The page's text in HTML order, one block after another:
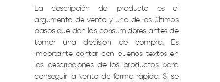
La descripción del producto es el
argumento de venta y uno de los últimos
pasos que dan los consumidores antes de
tomar una decisión de compra. Es
importante contar con buenos textos en
las descripciones de los productos para
conseguir la venta de forma rápida. Si se